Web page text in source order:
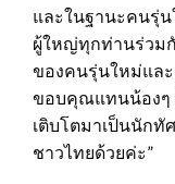
และในฐานะคนรุ่น
ผู้ใหญ่ทุกท่านร่วม
ของคนรุ่นใหม่แล
ขอบคุณแทนน้องๆ
เติบโตมาเป็นนักทั
ชาวไทยด้วยค่ะ”